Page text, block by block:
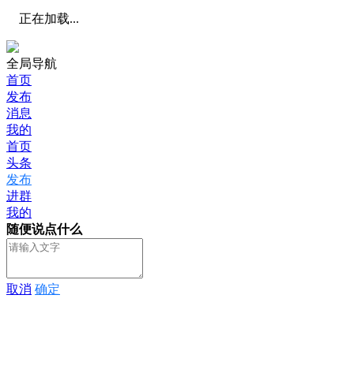
正在加载...
全局导航
首页
发布
消息
我的
首页
头条
发布
进群
我的
随便说点什么
取消 确定